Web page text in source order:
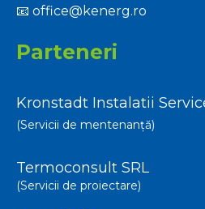
📧 office@kenerg.ro
Parteneri
Kronstadt Instalatii
(Servicii de mentenanță)
Termoconsult SRL
(Servicii de proiectare)